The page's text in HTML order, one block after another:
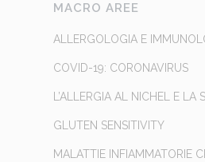
MACRO AREE
ALLERGOLOGIA E
COVID-19: CORONAVIRUS
L’ALLERGIA AL NICHEL E LA
GLUTEN SENSITIVITY
MALATTIE INFIAMMATORIE